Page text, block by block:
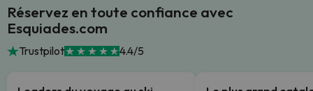
Réservez en toute confiance avec
Esquiades.com
Trustpilot 4.4/5